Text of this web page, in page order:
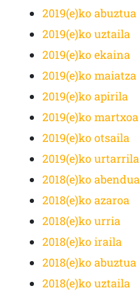
2019(e)ko abuztua
2019(e)ko uztaila
2019(e)ko ekaina
2019(e)ko maiatza
2019(e)ko apirila
2019(e)ko martxoa
2019(e)ko otsaila
2019(e)ko urtarrila
2018(e)ko abendua
2018(e)ko azaroa
2018(e)ko urria
2018(e)ko iraila
2018(e)ko abuztua
2018(e)ko uztaila